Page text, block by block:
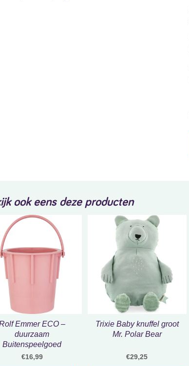
ook eens deze producten
Emmer ECO –
duurzaam
Buitenspeelgoed
lichtroze
€16,99
Trixie Baby knuffel groot
Mr. Polar Bear
€29,25